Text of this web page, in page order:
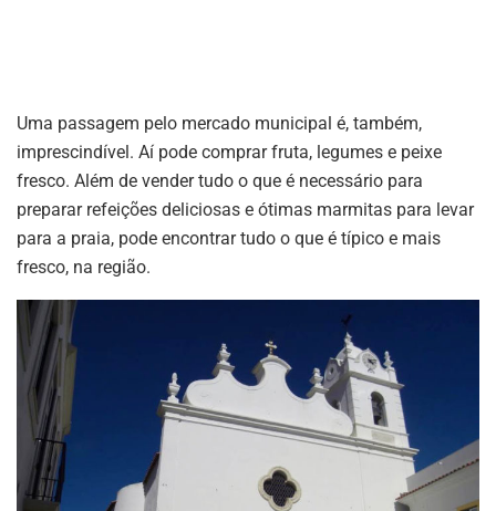
Uma passagem pelo mercado municipal é, também,
imprescindível. Aí pode comprar fruta, legumes e peixe
fresco. Além de vender tudo o que é necessário para
preparar refeições deliciosas e ótimas marmitas para levar
para a praia, pode encontrar tudo o que é típico e mais
fresco, na região.